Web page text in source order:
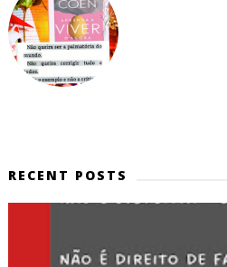
RECENT POSTS